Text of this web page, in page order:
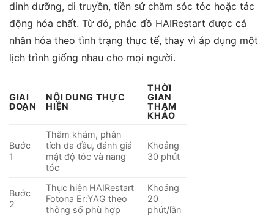
dinh dưỡng, di truyền, tiền sử chăm sóc tóc hoặc tác
động hóa chất. Từ đó, phác đồ HAIRestart được cá
nhân hóa theo tình trạng thực tế, thay vì áp dụng một
lịch trình giống nhau cho mọi người.
GIAI
ĐOẠN
NỘI DUNG THỰC
HIỆN
THỜI
GIAN
THAM
KHẢO
Bước
1
Thăm khám, phân
tích da đầu, đánh giá
mật độ tóc và nang
tóc
Khoảng
30 phút
Bước
2
Thực hiện HAIRestart
Fotona Er:YAG theo
thông số phù hợp
Khoảng
20
phút/lần